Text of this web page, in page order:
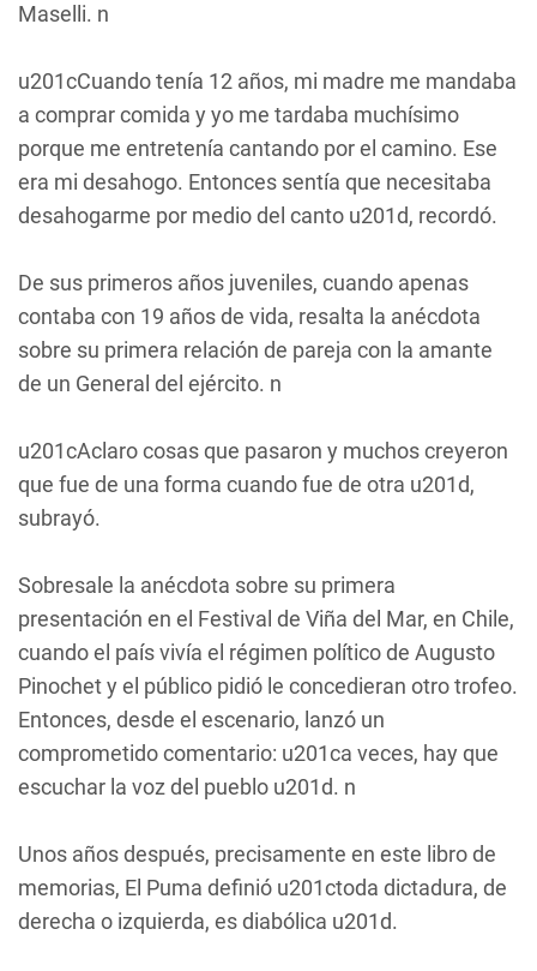
Maselli. n
u201cCuando tenía 12 años, mi madre me mandaba
a comprar comida y yo me tardaba muchísimo
porque me entretenía cantando por el camino. Ese
era mi desahogo. Entonces sentía que necesitaba
desahogarme por medio del canto u201d, recordó.
De sus primeros años juveniles, cuando apenas
contaba con 19 años de vida, resalta la anécdota
sobre su primera relación de pareja con la amante
de un General del ejército. n
u201cAclaro cosas que pasaron y muchos creyeron
que fue de una forma cuando fue de otra u201d,
subrayó.
Sobresale la anécdota sobre su primera
presentación en el Festival de Viña del Mar, en Chile,
cuando el país vivía el régimen político de Augusto
Pinochet y el público pidió le concedieran otro trofeo.
Entonces, desde el escenario, lanzó un
comprometido comentario: u201ca veces, hay que
escuchar la voz del pueblo u201d. n
Unos años después, precisamente en este libro de
memorias, El Puma definió u201ctoda dictadura, de
derecha o izquierda, es diabólica u201d.